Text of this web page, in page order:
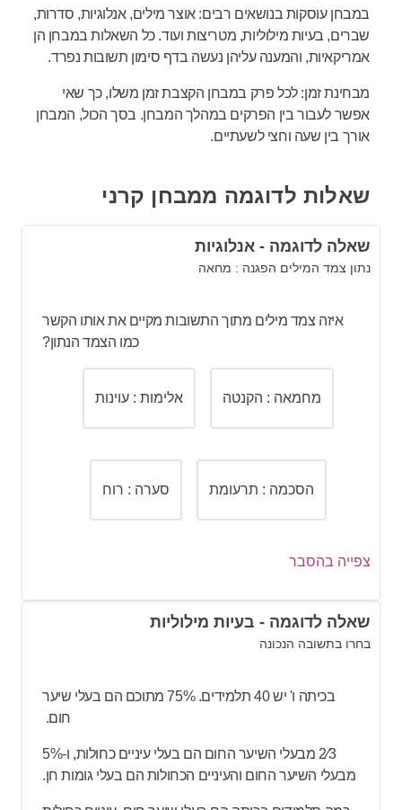
במבחן עוסקות בנושאים רבים: אוצר מילים, אנלוגיות, סדרות,
שברים, בעיות מילוליות, מטריצות ועוד. כל השאלות במבחן הן
אמריקאיות, והמענה עליהן נעשה בדף סימון תשובות נפרד.
מבחינת זמן: לכל פרק במבחן הקצבת זמן משלו, כך שאי
אפשר לעבור בין הפרקים במהלך המבחן. בסך הכול, המבחן
אורך בין שעה וחצי לשעתיים.
שאלות לדוגמה ממבחן קרני
שאלה לדוגמה - אנלוגיות
נתון צמד המילים הפגנה : מחאה
איזה צמד מילים מתוך התשובות מקיים את אותו הקשר
כמו הצמד הנתון?
מחמאה : הקנטה אלימות : עוינות
הסכמה : תרעומת סערה : רוח
צפייה בהסבר
תשובה א שגויה:מחמאההיא ההיפך מהקנטה.
תרעומת.
תשובה ד שגויה:סערה כוללת בתוכהרוח .
שאלה לדוגמה - בעיות מילוליות
בחרו בתשובה הנכונה
בכיתה ו' יש 40 תלמידים. 75% מתוכם הם בעלי שיער
חום.
2⁄3 מבעלי השיער החום הם בעלי עיניים כחולות, ו-5%
מבעלי השיער החום והעיניים הכחולות הם בעלי גומות חן.